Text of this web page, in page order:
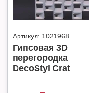
Артикул: 1021968
Гипсовая 3D
перегородка
DecoStyl Crat